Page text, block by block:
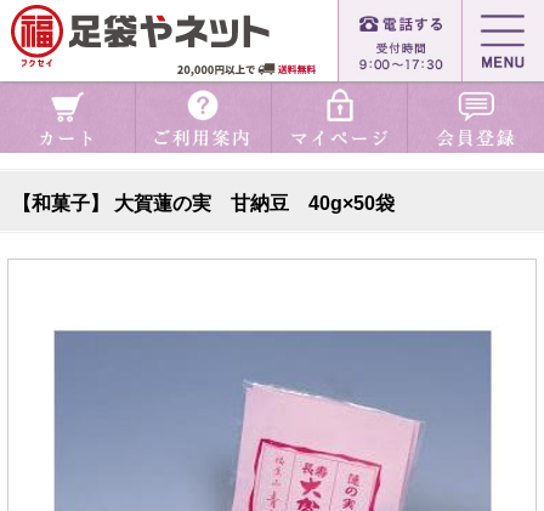
【和菓子】 大賀蓮の実 甘納豆 40g×50袋